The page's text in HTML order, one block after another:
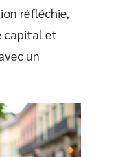
réfléchie,
capital et
un